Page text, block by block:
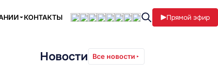
КОНТАКТЫ Прямой эфир
Новости Все новости